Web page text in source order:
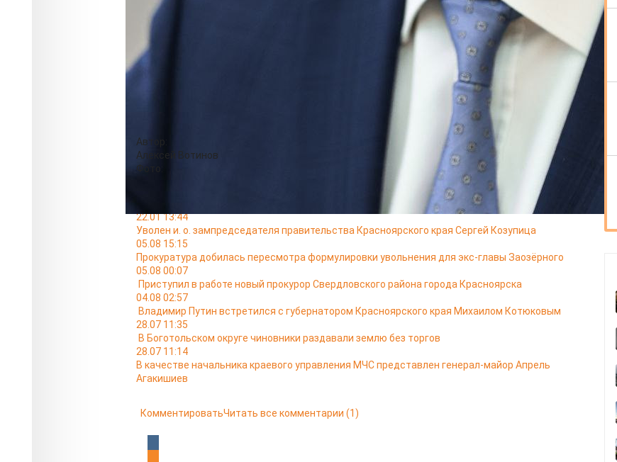
Алексей Медведев родился 4 января 1971 года в Красноярске. В 1993-м окончил
Красноярский государственный университет по специальности "экономика и управление".
Позже поступил в Российскую академию народного хозяйства и государственной службы
при президенте РФ. Стал кандидатом экономических наук, защитив диссертацию на тему
"Технологические нововведения как фактор саморазвития хозяйственных систем".
Медведев несколько лет был заместителем Михаила Котюкова - сначала в Федеральном
агентстве научных организаций (2013-2018), а затем в Министерстве науки и высшего
образования РФ (2018-2020). Последние 2 года работал в Российском научном фонде.
Автор:
Алексей Вотинов
Фото:
22.01 13:44
Уволен и. о. зампредседателя правительства Красноярского края Сергей Козупица
05.08 15:15
Прокуратура добилась пересмотра формулировки увольнения для экс-главы Заозёрного
05.08 00:07
Приступил в работе новый прокурор Свердловского района города Красноярска
04.08 02:57
Владимир Путин встретился с губернатором Красноярского края Михаилом Котюковым
28.07 11:35
В Боготольском округе чиновники раздавали землю без торгов
28.07 11:14
В качестве начальника краевого управления МЧС представлен генерал-майор Апрель
Агакишиев
КомментироватьЧитать все комментарии (1)